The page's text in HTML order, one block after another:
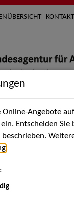
KONTAKT
Angebote
Entscheiden